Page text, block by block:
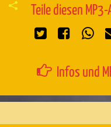
Teile diesen
Infos und